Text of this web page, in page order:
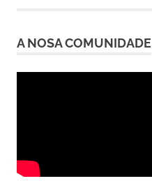
A NOSA COMUNIDADE